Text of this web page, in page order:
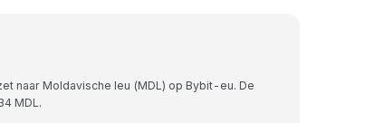
naar Moldavische leu (MDL) op Bybit-eu. De
MDL.